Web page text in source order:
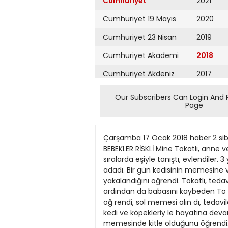
Cumhuriyet 19 Mayıs
Cumhuriyet 23 Nisan
Cumhuriyet Akademi
Cumhuriyet Akdeniz
Cumhuriyet Alışveriş
Cumhuriyet Ankara
Cumhuriyet Büyük
Taaruz
Cumhuriyet
Cumartesi
Cumhuriyet Çevre
2020
2019
2018
2017
2016
2015
2013
2011
2010
2009
Our Subscribers Can Login And
Page
Çarşamba 17 Ocak 2018 haber 2 sibelbahcetepe@gmail.com.tr EDİTÖR: SİBEL BAHÇETEPE TASARIM: ŞÜKRAN İŞCAN Hayat kurtaran pati BEBEKLER RİSKLİ Mine Tokatlı, anne ve babasını 3 yıl arayla kaybetti. Ardından meme kanseri olduğunu öğrendi ve tedavi gördü. Bu sıralarda eşiyle tanıştı, evlendiler. 3 yıl önce ise eşi akciğer kanserine yakalandı ve yaşamını yitirdi. Tokatlı, hayatını kedisi ve köpeğine adadı. Bir gün kedisinin memesine vurması ile ağrı yaşadı ve hastaneye gittiğinde 25 yıl sonra bir kez daha meme kanserine yakalandığını öğrendi. Tokatlı, tedavilerle kanseri yendi Mine Tokatlı’nın hayatı tam anlamıyla bir roman. 30 yaşındayken önce annesini, ardından da babasını kaybeden To katlı, o dönem bir hayli üzüntülü ve stresli günler geçirdi. 34 yaşındayken meme kanseri olduğunu öğ rendi, sol memesi alın dı, tedaviler gördü, has talığı yendi. 3 yıl önce SİBEL BAHÇETEPE ise eşini akciğer kanserinden kaybeden Tokat lı, kedi ve köpekleriy le hayatına devam ederken, bir akşam kedisinin zıplayarak memesine vur masıyla gittiği doktorda bu kez de sağ memesinde kitle olduğunu öğrendi. Ameliyat olan Tokatlı, tedavilerin ar dından sağlığına kavuştu. Kedisi sayesinde öğrendi 57 yaşındaki Tokatlı’nın yaşadıkları bir hayli üzücü ve bir o kadar da mucize dedirten türden. Anne ve babasını 3 yıl arayla kaybeden Tokatlı, yaşadığı acının ardından o yıllarda ilk kez kanserle tanıştı. 1994 yılında sol memesinde kitle tespit edilen ve kanser tanısı konan Tokatlı, uzun süre tedavi gördü. Fakat kanseri hiç önemsemedi ve çalışma hayatına devam etti. 1998 yılında ise eşiyle tanıştı. Çift, geç anne baba olacakları için çocuk sahibi olmamaya, bunun yerine sahipsiz hayvanlara bakmaya karar verdi. Sakin bir hayat yaşamak için de İstanbul’dan Fethiye’ye taşındılar. An Prof. A. Gürhan Mine Tokatlı, kedisi Efecan’ın hayatını kurtardığını belirterek “O beni uyarmasaydı hayatta aklıma bir kez daha kanser olacağım gelmezdi” dedi. cak Tokatlı, 3 yıl önce de eşinin akciğer kanseri olduğunu öğrendi ve 20 ay önce eşini de kaybetti. Bu kaybın ardından kendisini eşinin emanetleri olan kedi ve köpeklerine adadı. Tokatlı, 3 ay önce kedileri Efecan ile otururken birden kedisinin yanına gelerek memesine vurmasıyla aslında hayatının bir anlamda mucizesini de yaşadı. Tokatlı, hastalığı ve yaşadıklarını şöyle anlattı: “3 ay önce kanepede uzanırken, kedimiz Efecan koltuk altıma kadar geldi, beni kokladı ve yüzüme baktı. Ben üşüdüğünü sandım ve bir battaniye örttüm fakat olduğu yer den kanepenin tepesine çıktı, bir anda sağ göğsüme atladı. Onun